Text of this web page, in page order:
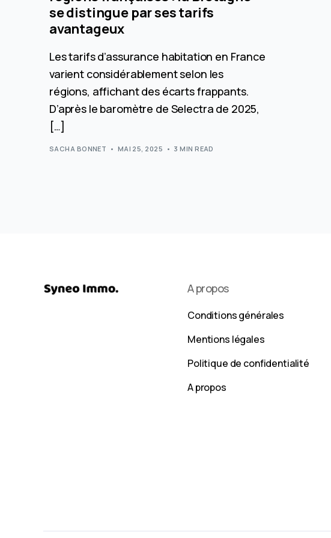
se distingue par ses tarifs
avantageux
Les tarifs d’assurance habitation en France
varient considérablement selon les
régions, affichant des écarts frappants.
D’après le baromètre de Selectra de 2025,
[…]
SACHA BONNET MAI 25, 2025 3 MIN READ
A propos
Conditions générales
Mentions légales
Politique de confidentialité
A propos